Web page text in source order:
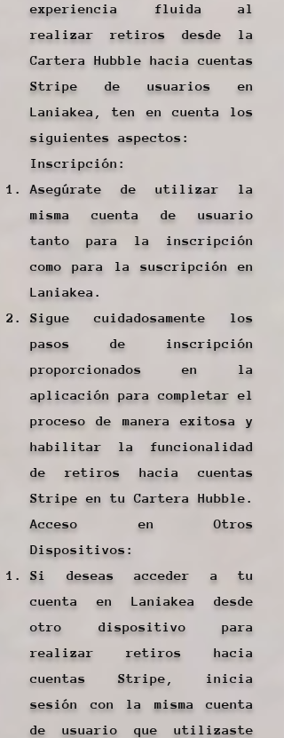
experiencia fluida al
realizar retiros desde la
Cartera Hubble hacia cuentas
Stripe de usuarios en
Laniakea, ten en cuenta los
siguientes aspectos:
Inscripción:
Asegúrate de utilizar la
misma cuenta de usuario
tanto para la inscripción
como para la suscripción en
Laniakea.
Sigue cuidadosamente los
pasos de inscripción
proporcionados en la
aplicación para completar el
proceso de manera exitosa y
habilitar la funcionalidad
de retiros hacia cuentas
Stripe en tu Cartera Hubble.
Acceso en Otros
Dispositivos:
Si deseas acceder a tu
cuenta en Laniakea desde
otro dispositivo para
realizar retiros hacia
cuentas Stripe, inicia
sesión con la misma cuenta
de usuario que utilizaste